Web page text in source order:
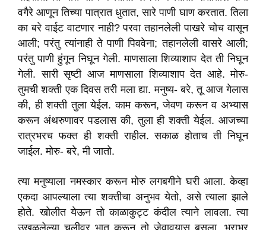
वगैरे आणून तिच्या पात्रात धुतात, सारे पाणी घाण करतात. तिला
का बरे वाईट वाटणार नाही? परवा तहानलेली पाखरे चोच वासून
आली; परंतु त्यांनाही ते पाणी पिववेना; तहानलेली वासरे आली;
परंतु पाणी हुंगून निघून गेली. माणसाला शिव्याशाप देत ती निघून
गेली. सारी सृष्टी आज माणसाला शिव्याशाप देत आहे. मोरु-
तुमची शक्ती एक दिवस तरी मला द्या. मनुष्य- बरे, तू आज गेलास
की, ही शक्ती तुला येईल. काम करून, जेवण करून व अभ्यास
करून अंथरुणावर पडलास की, तुला ही शक्ती येईल. आजच्या
रात्रभरच फक्त ही शक्ती राहील. सकाळ होताच ती निघून
जाईल. मोरु- बरे, मी जातो.
त्या मनुष्याला नमस्कार करून मोरु लगबगीने घरी आला. केव्हा
एकदा आपल्याला त्या शक्तीचा अनुभव येतो, असे त्याला झाले
होते. खोलीत येऊन तो काळाकुट्ट कंदील त्याने लावला. त्या
उखळलेल्या चुलीवर भात करून तो जेवावयास बसला. भराभर